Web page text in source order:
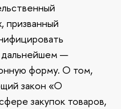
призванный
дальнейшем —
форму. О том,
закон «О
закупок товаров,